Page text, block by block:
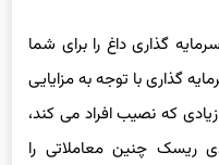
گذاری داغ را برای شما
گذاری با توجه به مزایایی
که نصیب افراد می کند،
ریسک چنین معاملاتی را
را وارد این معاملات کرده